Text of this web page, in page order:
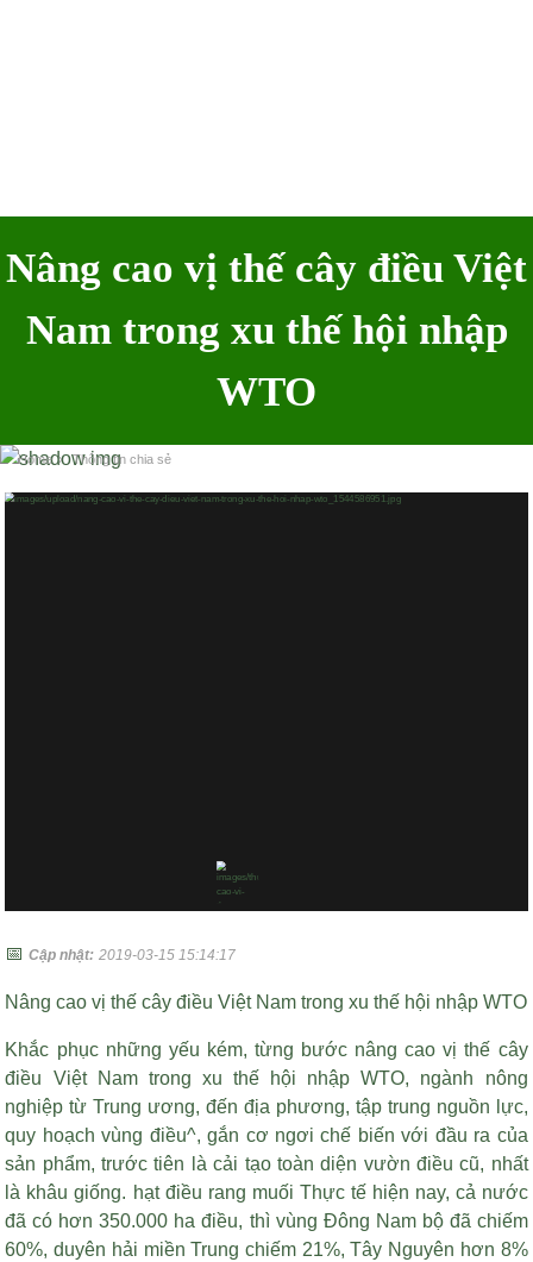
Nâng cao vị thế cây điều Việt
Nam trong xu thế hội nhập
WTO
Home › Thông tin chia sẻ
📅Cập nhật: 2019-03-15 15:14:17
Nâng cao vị thế cây điều Việt Nam trong xu thế hội nhập WTO
Khắc phục những yếu kém, từng bước nâng cao vị thế cây
điều Việt Nam trong xu thế hội nhập WTO, ngành nông
nghiệp từ Trung ương, đến địa phương, tập trung nguồn lực,
quy hoạch vùng điều^, gắn cơ ngơi chế biến với đầu ra của
sản phẩm, trước tiên là cải tạo toàn diện vườn điều cũ, nhất
là khâu giống. hạt điều rang muối Thực tế hiện nay, cả nước
đã có hơn 350.000 ha điều, thì vùng Đông Nam bộ đã chiếm
60%, duyên hải miền Trung chiếm 21%, Tây Nguyên hơn 8%